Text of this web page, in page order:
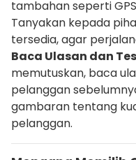
tambahan seperti
Tanyakan kepada
tersedia, agar
Baca Ulasan dan
memutuskan, baca
pelanggan
gambaran tentang
pelanggan.